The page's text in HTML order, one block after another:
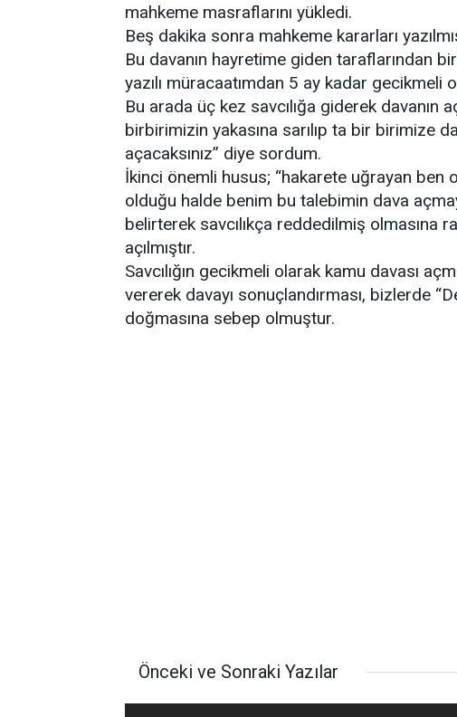
mahkeme masraflarını yükledi.
Beş dakika sonra mahkeme kararları
Bu davanın hayretime giden taraflarından
yazılı müracaatımdan 5 ay kadar gecikmeli
Bu arada üç kez savcılığa giderek davanın
birbirimizin yakasına sarılıp ta bir birimize
açacaksınız” diye sordum.
İkinci önemli husus; “hakarete uğrayan
olduğu halde benim bu talebimin dava
belirterek savcılıkça reddedilmiş olmasına
açılmıştır.
Savcılığın gecikmeli olarak kamu davası
vererek davayı sonuçlandırması, bizlerde
doğmasına sebep olmuştur.
Önceki ve Sonraki Yazılar